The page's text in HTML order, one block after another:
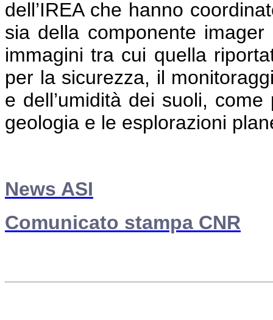
dell’IREA che hanno
sia della componente
immagini tra cui quella
per la sicurezza, il
e dell’umidità dei suoli,
geologia e le esplorazioni
News ASI
Comunicato stampa CNR